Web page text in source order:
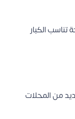
الكبار
من المحلات